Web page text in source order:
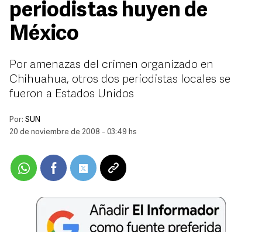
periodistas huyen de
México
Por amenazas del crimen organizado en
Chihuahua, otros dos periodistas locales se
fueron a Estados Unidos
Por: SUN
20 de noviembre de 2008 - 03:49 hs